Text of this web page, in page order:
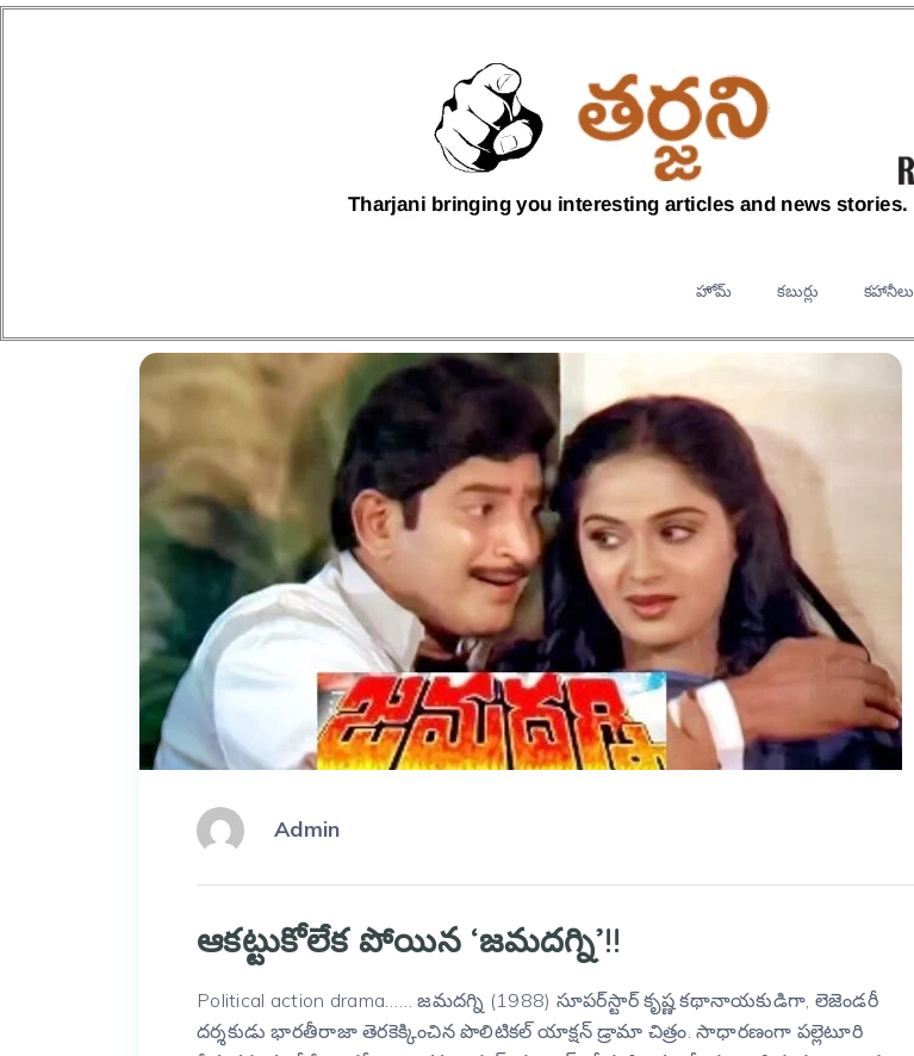
హోమ్ కబుర్లు కహానీలు
Admin
ఆకట్టుకోలేక పోయిన ‘జమదగ్ని’!!
Political action drama…… జమదగ్ని (1988) సూపర్‌స్టార్ కృష్ణ కథానాయకుడిగా, లెజెండరీ
దర్శకుడు భారతీరాజా తెరకెక్కించిన పొలిటికల్ యాక్షన్ డ్రామా చిత్రం. సాధారణంగా పల్లెటూరి